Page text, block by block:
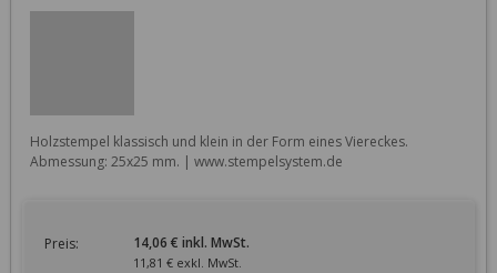
Holzstempel klassisch und klein in der Form eines Viereckes.
Abmessung: 25x25 mm. | www.stempelsystem.de
Preis: 14,06 € inkl. MwSt.
11,81 € exkl. MwSt.